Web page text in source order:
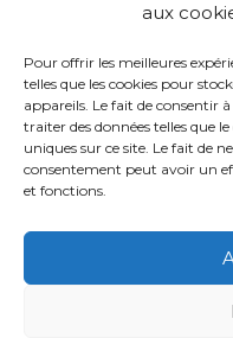
aux
Pour offrir les meilleures
telles que les cookies pour
appareils. Le fait de consentir
traiter des données telles que
uniques sur ce site. Le fait de
consentement peut avoir un
et fonctions.
Contact
Mentions Légales /
Politique de cookies (UE)
Politique de